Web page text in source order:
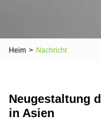
Heim > Nachricht
Neugestaltung
in Asien